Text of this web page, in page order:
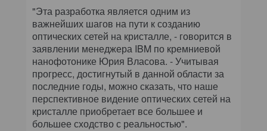
АРХИВ ЖУРНАЛОВ
ПОДПИСКА
"Эта разработка является одним из
важнейших шагов на пути к созданию
оптических сетей на кристалле, - говорится в
заявлении менеджера IBM по кремниевой
нанофотонике Юрия Власова. - Учитывая
прогресс, достигнутый в данной области за
последние годы, можно сказать, что наше
перспективное видение оптических сетей на
кристалле приобретает все большее и
большее сходство с реальностью".